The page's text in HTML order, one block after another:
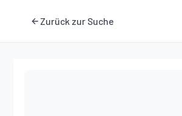
Zurück zur Suche